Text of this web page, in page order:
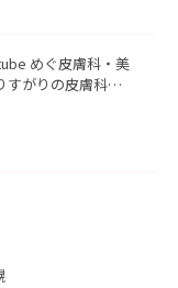
めぐ皮膚科・美
すがりの皮膚科